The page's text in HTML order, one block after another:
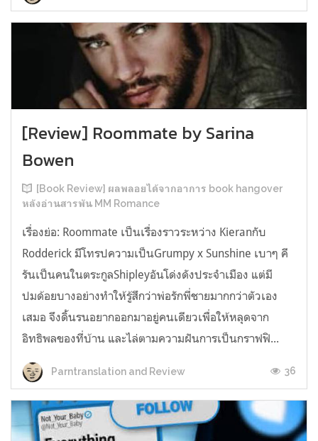
[Review] Roommate by Sarina
Bowen
[Book Review] ผลพลอยได้จากอาการ book hangover
หลังอ่านสารพัน MM Romance
เรื่องย่อ: Roommate เป็นเรื่องราวระหว่าง Kieranกับ
Rodderick มีโทรปความเป็นGrumpy x Sunshine เบาๆ คี
รันเป็นคนในตระกูลShipleyอันโด่งดังประจำเมือง แต่มี
ปมด้อยบางอย่างทำให้รู้สึกว่าพ่อรักพี่ชายมากกว่าตัวเอง
เสมอ จึงดิ้นรนอยากออกมาอยู่คนเดียวเพื่อให้หลุดจาก
อิทธิพลของที่บ้าน และไล่ตามความฝันการเป็นกราฟฟิ...
Parntranslation and Review 36